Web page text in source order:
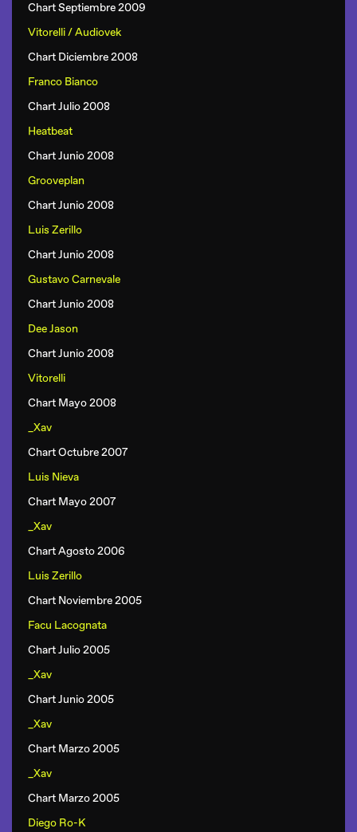
Chart Septiembre 2009
Vitorelli / Audiovek
Chart Diciembre 2008
Franco Bianco
Chart Julio 2008
Heatbeat
Chart Junio 2008
Grooveplan
Chart Junio 2008
Luis Zerillo
Chart Junio 2008
Gustavo Carnevale
Chart Junio 2008
Dee Jason
Chart Junio 2008
Vitorelli
Chart Mayo 2008
_Xav
Chart Octubre 2007
Luis Nieva
Chart Mayo 2007
_Xav
Chart Agosto 2006
Luis Zerillo
Chart Noviembre 2005
Facu Lacognata
Chart Julio 2005
_Xav
Chart Junio 2005
_Xav
Chart Marzo 2005
_Xav
Chart Marzo 2005
Diego Ro-K